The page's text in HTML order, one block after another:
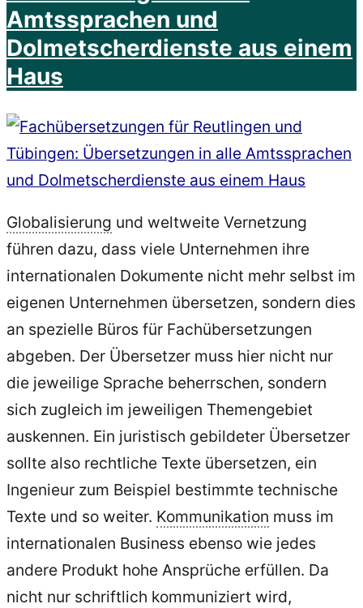
Amtssprachen und
Dolmetscherdienste aus einem
Haus
Globalisierung und weltweite Vernetzung
führen dazu, dass viele Unternehmen ihre
internationalen Dokumente nicht mehr selbst im
eigenen Unternehmen übersetzen, sondern dies
an spezielle Büros für Fachübersetzungen
abgeben. Der Übersetzer muss hier nicht nur
die jeweilige Sprache beherrschen, sondern
sich zugleich im jeweiligen Themengebiet
auskennen. Ein juristisch gebildeter Übersetzer
sollte also rechtliche Texte übersetzen, ein
Ingenieur zum Beispiel bestimmte technische
Texte und so weiter. Kommunikation muss im
internationalen Business ebenso wie jedes
andere Produkt hohe Ansprüche erfüllen. Da
nicht nur schriftlich kommuniziert wird,